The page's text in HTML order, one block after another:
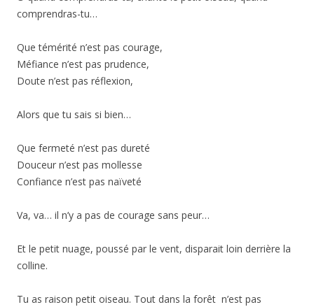
comprendras-tu…
Que témérité n’est pas courage,
Méfiance n’est pas prudence,
Doute n’est pas réflexion,
Alors que tu sais si bien…
Que fermeté n’est pas dureté
Douceur n’est pas mollesse
Confiance n’est pas naïveté
Va, va… il n’y a pas de courage sans peur…
Et le petit nuage, poussé par le vent, disparait loin derrière la
colline.
Tu as raison petit oiseau. Tout dans la forêt n’est pas